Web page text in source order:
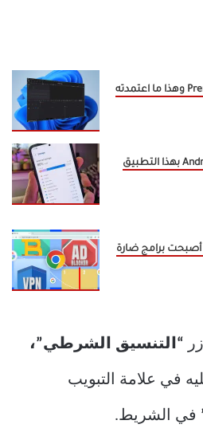
حررت 10 جيجابايت من هاتفي Android بهذا التطبيق
“التنسيق الشرطي”،
في علامة التبويب
في الشريط.